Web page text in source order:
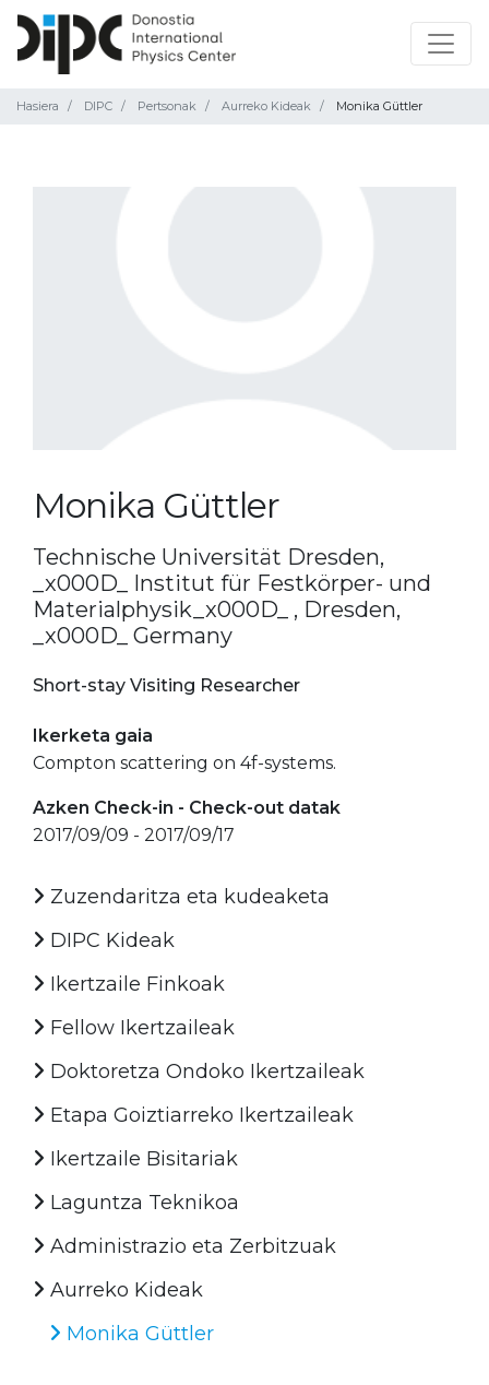
Hasiera DIPC Pertsonak Aurreko Kideak Monika Güttler
Monika Güttler
Technische Universität Dresden,
_x000D_ Institut für Festkörper- und
Materialphysik_x000D_ , Dresden,
_x000D_ Germany
Short-stay Visiting Researcher
Ikerketa gaia
Compton scattering on 4f-systems.
Azken Check-in - Check-out datak
2017/09/09 - 2017/09/17
Zuzendaritza eta kudeaketa
DIPC Kideak
Ikertzaile Finkoak
Fellow Ikertzaileak
Doktoretza Ondoko Ikertzaileak
Etapa Goiztiarreko Ikertzaileak
Ikertzaile Bisitariak
Laguntza Teknikoa
Administrazio eta Zerbitzuak
Aurreko Kideak
Monika Güttler